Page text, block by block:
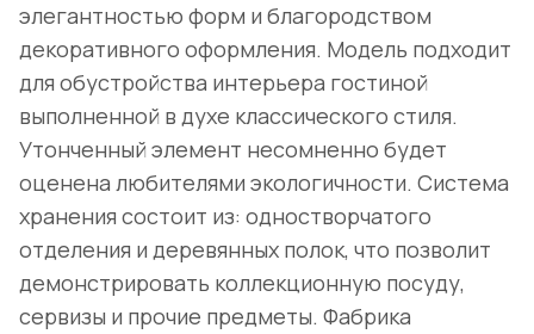
элегантностью форм и благородством
декоративного оформления. Модель подходит
для обустройства интерьера гостиной
выполненной в духе классического стиля.
Утонченный элемент несомненно будет
оценена любителями экологичности. Система
хранения состоит из: одностворчатого
отделения и деревянных полок, что позволит
демонстрировать коллекционную посуду,
сервизы и прочие предметы. Фабрика